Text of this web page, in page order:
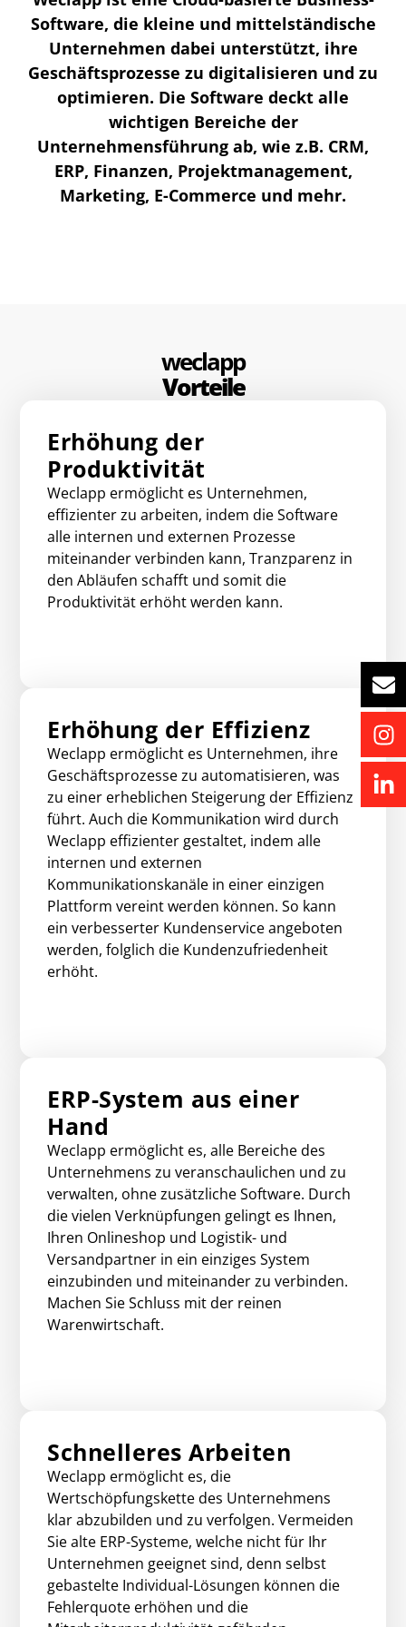
Software, die kleine und mittelständische
Unternehmen dabei unterstützt, ihre
Geschäftsprozesse zu digitalisieren und zu
optimieren. Die Software deckt alle
wichtigen Bereiche der
Unternehmensführung ab, wie z.B. CRM,
ERP, Finanzen, Projektmanagement,
Marketing, E-Commerce und mehr.
weclapp
Vorteile
Erhöhung der
Produktivität
Weclapp ermöglicht es Unternehmen,
effizienter zu arbeiten, indem die Software
alle internen und externen Prozesse
miteinander verbinden kann, Tranzparenz in
den Abläufen schafft und somit die
Produktivität erhöht werden kann.
Erhöhung der Effizienz
Weclapp ermöglicht es Unternehmen, ihre
Geschäftsprozesse zu automatisieren, was
zu einer erheblichen Steigerung der Effizienz
führt. Auch die Kommunikation wird durch
Weclapp effizienter gestaltet, indem alle
internen und externen
Kommunikationskanäle in einer einzigen
Plattform vereint werden können. So kann
ein verbesserter Kundenservice angeboten
werden, folglich die Kundenzufriedenheit
erhöht.
ERP-System aus einer
Hand
Weclapp ermöglicht es, alle Bereiche des
Unternehmens zu veranschaulichen und zu
verwalten, ohne zusätzliche Software. Durch
die vielen Verknüpfungen gelingt es Ihnen,
Ihren Onlineshop und Logistik- und
Versandpartner in ein einziges System
einzubinden und miteinander zu verbinden.
Machen Sie Schluss mit der reinen
Warenwirtschaft.
Schnelleres Arbeiten
Weclapp ermöglicht es, die
Wertschöpfungskette des Unternehmens
klar abzubilden und zu verfolgen. Vermeiden
Sie alte ERP-Systeme, welche nicht für Ihr
Unternehmen geeignet sind, denn selbst
gebastelte Individual-Lösungen können die
Fehlerquote erhöhen und die